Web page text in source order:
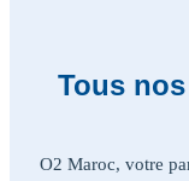
Tous
O2 Maroc, votre